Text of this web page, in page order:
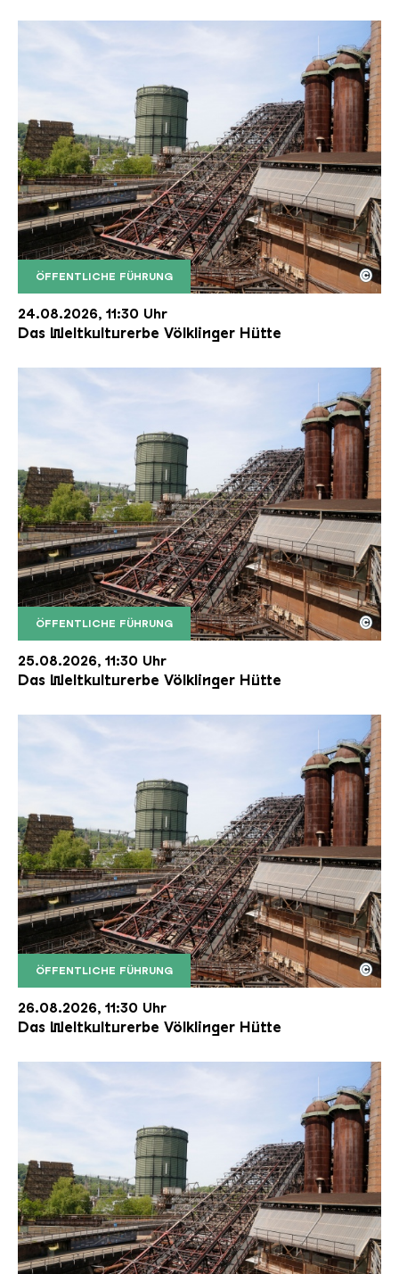
ÖFFENTLICHE FÜHRUNG
Der Erzschrägaufzug der Völklinger Hütte mit
Copyright: Weltkulturerbe Völklinger Hütte | Karl
©
24.08.2026, 11:30 Uhr
Das Weltkulturerbe Völklinger Hütte
ÖFFENTLICHE FÜHRUNG
Der Erzschrägaufzug der Völklinger Hütte mit
Copyright: Weltkulturerbe Völklinger Hütte | Karl
©
25.08.2026, 11:30 Uhr
Das Weltkulturerbe Völklinger Hütte
ÖFFENTLICHE FÜHRUNG
Der Erzschrägaufzug der Völklinger Hütte mit
Copyright: Weltkulturerbe Völklinger Hütte | Karl
©
26.08.2026, 11:30 Uhr
Das Weltkulturerbe Völklinger Hütte